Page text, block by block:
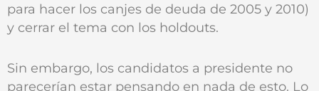
para hacer los canjes de deuda de 2005 y 2010)
y cerrar el tema con los holdouts.
Sin embargo, los candidatos a presidente no
parecerían estar pensando en nada de esto. Lo